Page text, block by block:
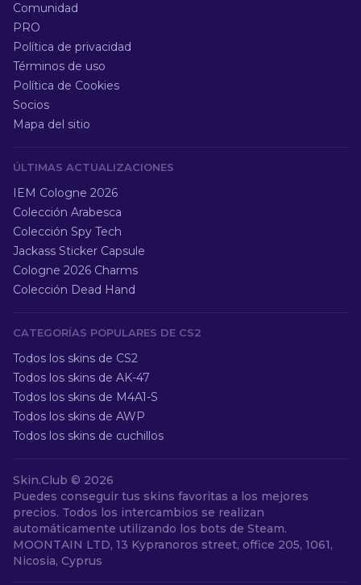
Comunidad
PRO
Política de privacidad
Términos de uso
Política de Cookies
Socios
Mapa del sitio
ÚLTIMAS ACTUALIZACIONES
IEM Cologne 2026
Colección Arabesca
Colección Spy Tech
Jackass Sticker Capsule
Cologne 2026 Charms
Colección Dead Hand
CATEGORÍAS POPULARES DE CS2
Todos los skins de CS2
Todos los skins de AK-47
Todos los skins de M4A1-S
Todos los skins de AWP
Todos los skins de cuchillos
Skin.Club © 2026
Puedes conseguir tus skins favoritas a los mejores
precios. Todos los intercambios se realizan
automáticamente utilizando los bots de Steam.
MOONTAIN LTD, 13 Kypranoros street, office 205, 1061,
Nicosia, Cyprus